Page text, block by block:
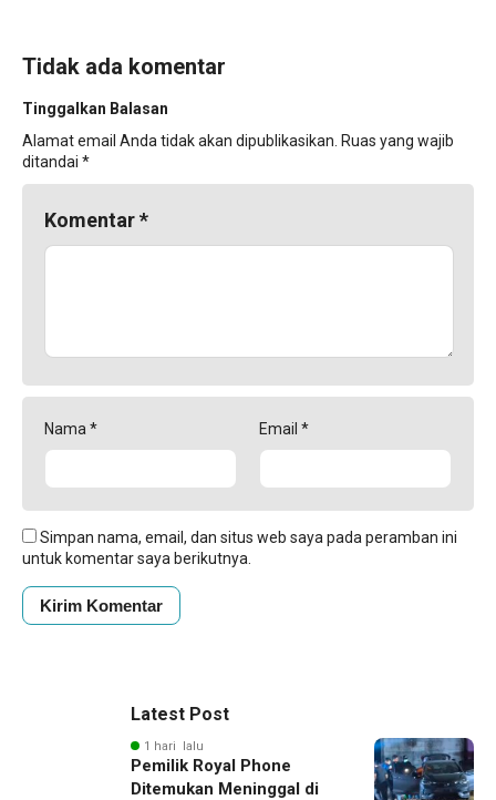
Tidak ada komentar
Tinggalkan Balasan
Alamat email Anda tidak akan dipublikasikan. Ruas yang wajib
ditandai *
Komentar*
Nama * Email *
Simpan nama, email, dan situs web saya pada peramban ini
untuk komentar saya berikutnya.
Latest Post
1 hari lalu
Pemilik Royal Phone
Ditemukan Meninggal di